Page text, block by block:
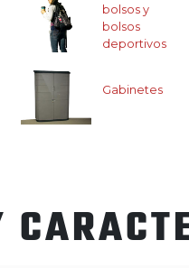
bolsos y
bolsos
deportivos
Gabinetes